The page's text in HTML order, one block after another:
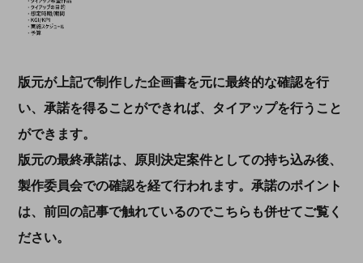
版元が上記で制作した企画書を元に最終的な確認を行
い、承諾を得ることができれば、タイアップを行うこと
ができます。
版元の最終承諾は、原則決定案件としての持ち込み後、
製作委員会での確認を経て行われます。承諾のポイント
は、前回の記事で触れているのでこちらも併せてご覧く
ださい。